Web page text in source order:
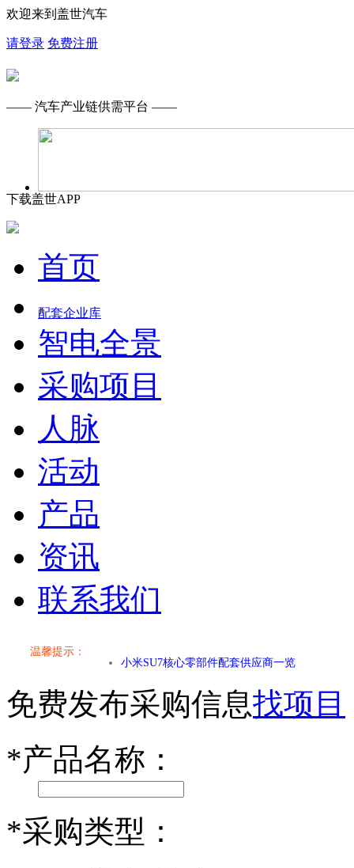
欢迎来到盖世汽车
请登录 免费注册
—— 汽车产业链供需平台 ——
下载盖世APP
首页
配套企业库
智电全景
采购项目
人脉
活动
产品
资讯
联系我们
温馨提示：
乐道L60核心零部件配套供应商一览
第二代 AION V核心零部件配套供应商一览
乐道L60核心零部件配套供应商一览
免费发布采购信息找项目
*产品名称：
*采购类型：